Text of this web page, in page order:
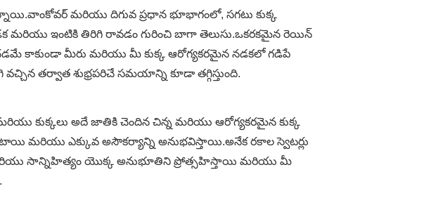
మరియు దిగువ ప్రధాన భూభాగంలో, సగటు కుక్క
మరియు ఇంటికి తిరిగి రావడం గురించి బాగా తెలుసు.ఒకరకమైన రెయిన్
కాకుండా మీరు మరియు మీ కుక్క ఆరోగ్యకరమైన నడకలో గడిపే
తర్వాత శుభ్రపరిచే సమయాన్ని కూడా తగ్గిస్తుంది.
కుక్కలు అదే జాతికి చెందిన చిన్న మరియు ఆరోగ్యకరమైన కుక్క
మరియు ఎక్కువ అసౌకర్యాన్ని అనుభవిస్తాయి.అనేక రకాల స్వెటర్లు
సాన్నిహిత్యం యొక్క అనుభూతిని ప్రోత్సహిస్తాయి మరియు మీ